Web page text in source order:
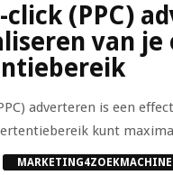
click (PPC)
van je
adverteren is een
kunt